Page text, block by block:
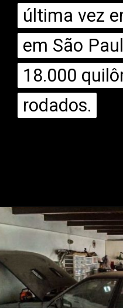
última vez
em São
18.000
rodados.
última vez
em São
18.000
rodados.
Opening